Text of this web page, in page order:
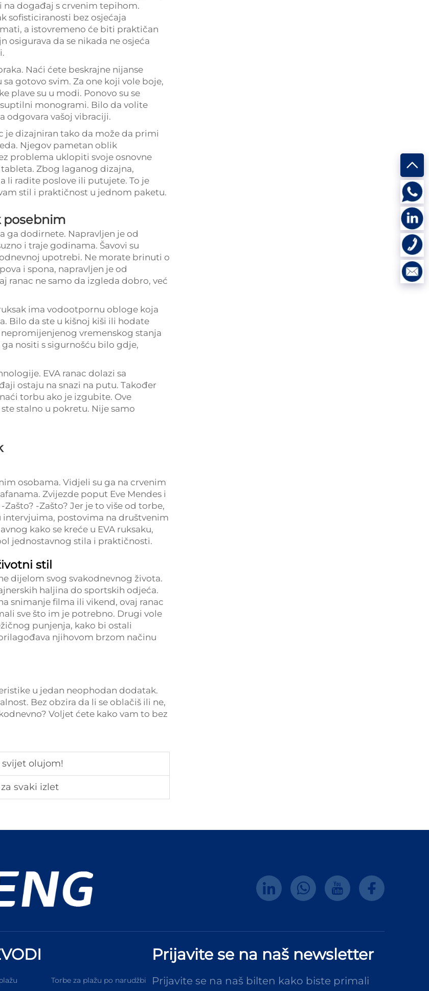
na događaj s crvenim tepihom.
sofisticiranosti bez osjećaja
a istovremeno će biti praktičan
osigurava da se nikada ne osjeća
Naći ćete beskrajne nijanse
gotovo svim. Za one koji vole boje,
plave su u modi. Ponovo su se
monogrami. Bilo da volite
odgovara vašoj vibraciji.
je dizajniran tako da može da primi
Njegov pametan oblik
problema uklopiti svoje osnovne
Zbog laganog dizajna,
li radite poslove ili putujete. To je
stil i praktičnost u jednom paketu.
posebnim
ga dodirnete. Napravljen je od
i traje godinama. Šavovi su
upotrebi. Ne morate brinuti o
i spona, napravljen je od
ranac ne samo da izgleda dobro, već
ima vodootpornu obloge koja
Bilo da ste u kišnoj kiši ili hodate
nepromijenjenog vremenskog stanja
nositi s sigurnošću bilo gdje,
EVA ranac dolazi sa
ostaju na snazi na putu. Također
torbu ako je izgubite. Ove
stalno u pokretu. Nije samo
osobama. Vidjeli su ga na crvenim
Zvijezde poput Eve Mendes i
-Zašto? Jer je to više od torbe,
intervjuima, postovima na društvenim
kako se kreće u EVA ruksaku,
jednostavnog stila i praktičnosti.
stil
dijelom svog svakodnevnog života.
haljina do sportskih odjeća.
snimanje filma ili vikend, ovaj ranac
sve što im je potrebno. Drugi vole
punjenja, kako bi ostali
njihovom brzom načinu
u jedan neophodan dodatak.
Bez obzira da li se oblačiš ili ne,
Voljet ćete kako vam to bez
svijet olujom!
svaki izlet
Torbe za plažu po narudžbi
Prijavite se na naš newsletter
Prijavite se na naš bilten kako biste primali